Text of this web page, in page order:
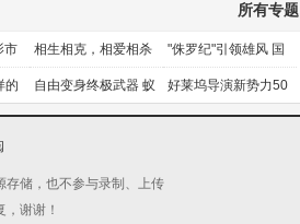
所有专题
市 相生相克，相爱相杀 "侏罗纪"引领雄风 国
产片下旬逆袭
的 自由变身终极武器 蚁
人能力使用者大盘点
好莱坞导演新势力50
人上篇
存储，也不参与录制、上传
谢谢！